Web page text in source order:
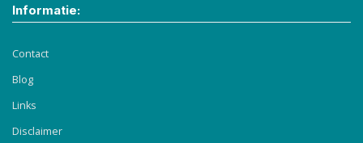
Informatie:
Contact
Blog
Links
Disclaimer